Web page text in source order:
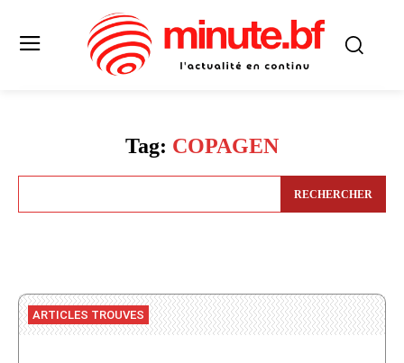
Tag: COPAGEN
RECHERCHER
ARTICLES TROUVES